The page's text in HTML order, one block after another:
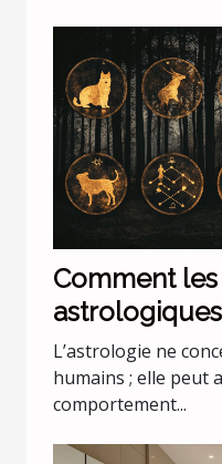
Comment
domestiques
L’astrologie ne
humains ; elle peut
comportement...